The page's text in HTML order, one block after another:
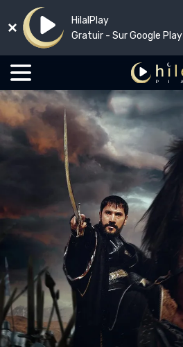
HilalPlay
Gratuir - Sur Google Play